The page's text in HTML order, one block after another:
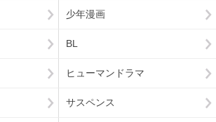
少年漫画
BL
ヒューマンドラマ
サスペンス